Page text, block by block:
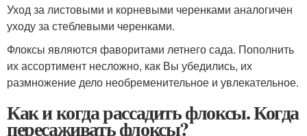
Уход за листовыми и корневыми черенками аналогичен
уходу за стеблевыми черенками.
Флоксы являются фаворитами летнего сада. Пополнить
их ассортимент несложно, как Вы убедились, их
размножение дело необременительное и увлекательное.
Как и когда рассадить флоксы. Когда
пересаживать флоксы?